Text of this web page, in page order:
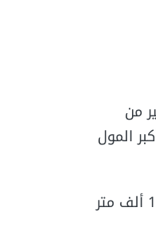
من
المول
تم إتمام المشروع وبدأ تشغيله في العام 2013، وهو يحتل مساحة قدرها 158 ألف متر